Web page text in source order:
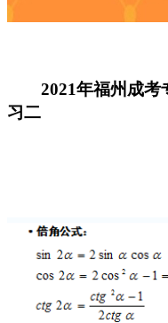
2021年福州成考
习二